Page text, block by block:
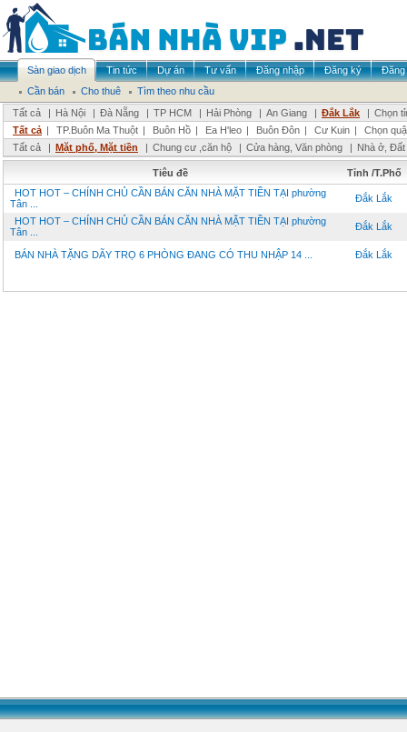
Sàn giao dịch Tin tức Dự án Tư vấn Đăng nhập Đăng ký
Đăng
Cần bán
Cho thuê
Tìm theo nhu cầu
Tất cả
| Hà Nội | Đà Nẵng | TP HCM | Hải Phòng | An Giang | Đắk Lắk | Chọn
Tất cả | TP.Buôn Ma Thuột | Buôn Hồ | Ea H'leo | Buôn Đôn | Cư Kuin |
Chọn
Tất cả
| Mặt phố, Mặt tiền | Chung cư ,căn hộ | Cửa hàng, Văn phòng | Nhà ở,
Tiêu đề
Tỉnh /T.Phố
HOT HOT – CHÍNH CHỦ CẦN BÁN CĂN NHÀ MẶT TIỀN TẠI phường
Tân ...
Đắk Lắk
HOT HOT – CHÍNH CHỦ CẦN BÁN CĂN NHÀ MẶT TIỀN TẠI phường
Tân ...
Đắk Lắk
BÁN NHÀ TẶNG DÃY TRỌ 6 PHÒNG ĐANG CÓ THU NHẬP 14 ... Đắk Lắk